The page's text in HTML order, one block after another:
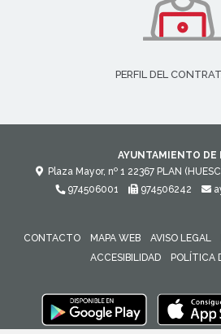
PERFIL DEL
AYUNTAMIENTO DE
Plaza Mayor, nº 1 22367 PLAN
974506001
974506242
CONTACTO MAPA WEB AVISO LEGAL
ACCESIBILIDAD
POLÍTICA